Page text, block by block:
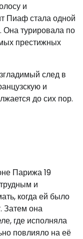
и
Пиаф стала одной
турировала по
престижных
след в
и
до сих пор.
Парижа 19
и
когда ей было
Затем она
где исполняла
повлияло на её